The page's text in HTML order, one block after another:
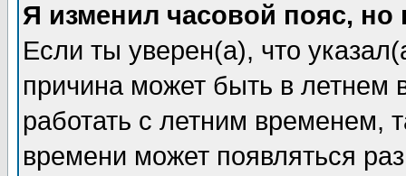
Я изменил часовой пояс,
Если ты уверен(а), что
причина может быть в
работать с летним временем,
времени может появляться